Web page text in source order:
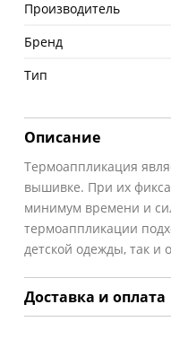
Производитель
Бренд
Тип
Описание
Термоаппликация
вышивке. При их
минимум времени и
термоаппликации
детской одежды, так и
Доставка и оплата